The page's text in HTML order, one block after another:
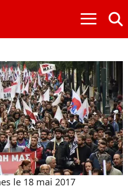
≡
le 18 mai 2017